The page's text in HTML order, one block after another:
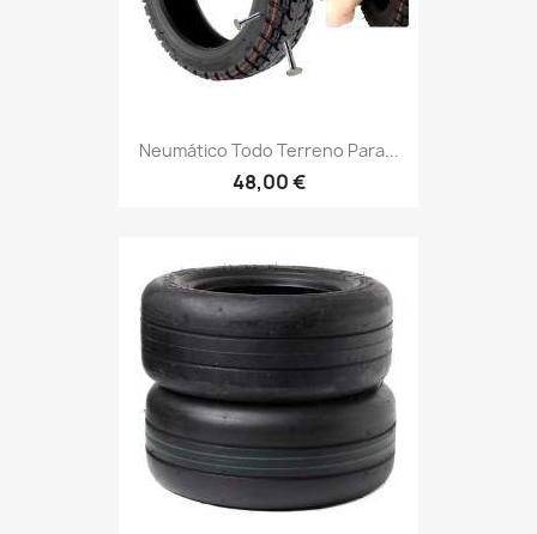
Neumático Todo Terreno Para...
48,00 €